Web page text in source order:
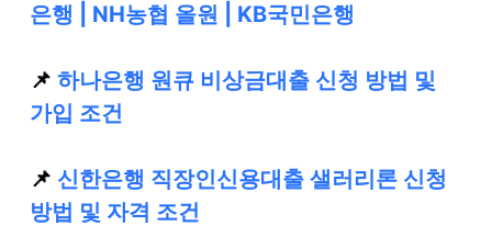
은행 | NH농협 올원 | KB국민은행
📌 하나은행 원큐 비상금대출 신청 방법 및
가입 조건
📌 신한은행 직장인신용대출 샐러리론 신청
방법 및 자격 조건